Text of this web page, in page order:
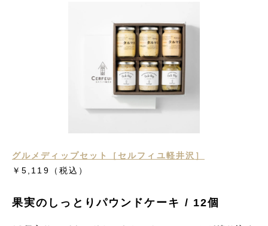
グルメディップセット［セルフィユ軽井沢］
￥5,119
（税込）
果実のしっとりパウンドケーキ / 12個